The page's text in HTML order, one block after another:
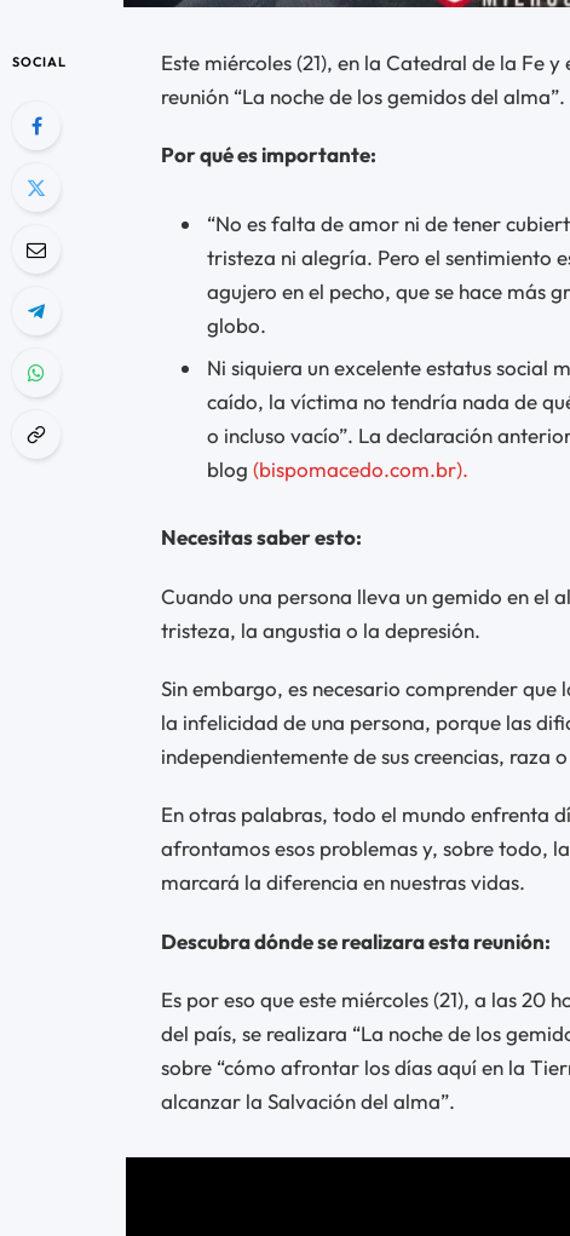
SOCIAL
Este miércoles (21), en la Catedral de la Fe
reunión “La noche de los gemidos del alma”.
Por qué es importante:
“No es falta de amor ni de tener
tristeza ni alegría. Pero el sentimiento
agujero en el pecho, que se hace más
globo.
Ni siquiera un excelente estatus social
caído, la víctima no tendría nada de
o incluso vacío”. La declaración
blog (bispomacedo.com.br).
Necesitas saber esto:
Cuando una persona lleva un gemido en el
tristeza, la angustia o la depresión.
Sin embargo, es necesario comprender que
la infelicidad de una persona, porque las
independientemente de sus creencias, raza
En otras palabras, todo el mundo enfrenta
afrontamos esos problemas y, sobre todo,
marcará la diferencia en nuestras vidas.
Descubra dónde se realizara esta reunión:
Es por eso que este miércoles (21), a las 20
del país, se realizara “La noche de los
sobre “cómo afrontar los días aquí en la
alcanzar la Salvación del alma”.